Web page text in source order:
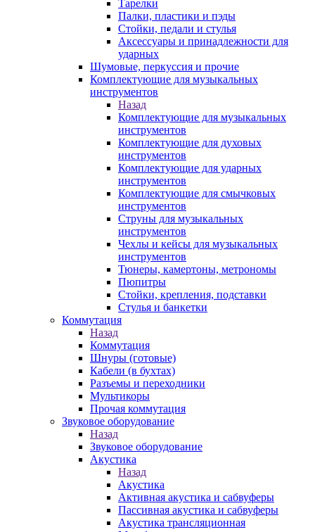
Тарелки
Палки, пластики и пэды
Стойки, педали и стулья
Аксессуары и принадлежности для
ударных
Шумовые, перкуссия и прочие
Комплектующие для музыкальных
инструментов
Назад
Комплектующие для музыкальных
инструментов
Комплектующие для духовых
инструментов
Комплектующие для ударных
инструментов
Комплектующие для смычковых
инструментов
Струны для музыкальных
инструментов
Чехлы и кейсы для музыкальных
инструментов
Тюнеры, камертоны, метрономы
Пюпитры
Стойки, крепления, подставки
Стулья и банкетки
Коммутация
Назад
Коммутация
Шнуры (готовые)
Кабели (в бухтах)
Разъемы и переходники
Мультикоры
Прочая коммутация
Звуковое оборудование
Назад
Звуковое оборудование
Акустика
Назад
Акустика
Активная акустика и сабвуферы
Пассивная акустика и сабвуферы
Акустика трансляционная